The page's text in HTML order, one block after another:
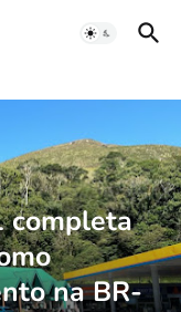
completa
na BR-